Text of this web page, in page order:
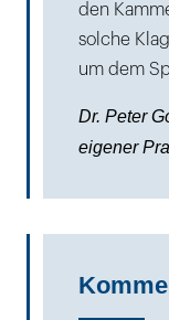
den
solche
um dem
Dr. Peter
eigener